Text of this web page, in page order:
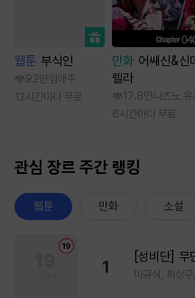
웹툰 부식인
92만 임애주
12시간마다 무료
만화 어쌔신&신데
렐라
17.8만 나츠노 유
6시간마다 무료
관심 장르 주간 랭킹
웹툰 만화 소설
1
[성비단] 무
마규식, 피상